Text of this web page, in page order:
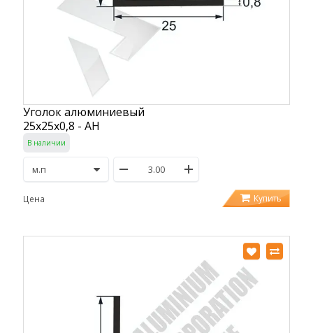
Уголок алюминиевый
25х25х0,8 - АН
В наличии
Цена Купить